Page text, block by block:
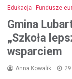
Edukacja Fundusze
Gmina
„Szkoła
wsparciem
Anna Kowalik